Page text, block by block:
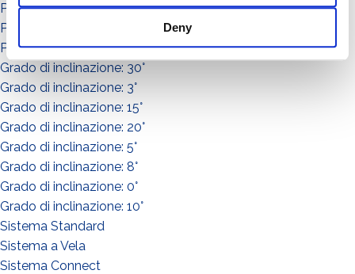
Deny
Potenza: da 51 a 150
Potenza: da 151 a in su
Potenza: da 0 a 50
Grado di inclinazione: 30°
Grado di inclinazione: 3°
Grado di inclinazione: 15°
Grado di inclinazione: 20°
Grado di inclinazione: 5°
Grado di inclinazione: 8°
Grado di inclinazione: 0°
Grado di inclinazione: 10°
Sistema Standard
Sistema a Vela
Sistema Connect